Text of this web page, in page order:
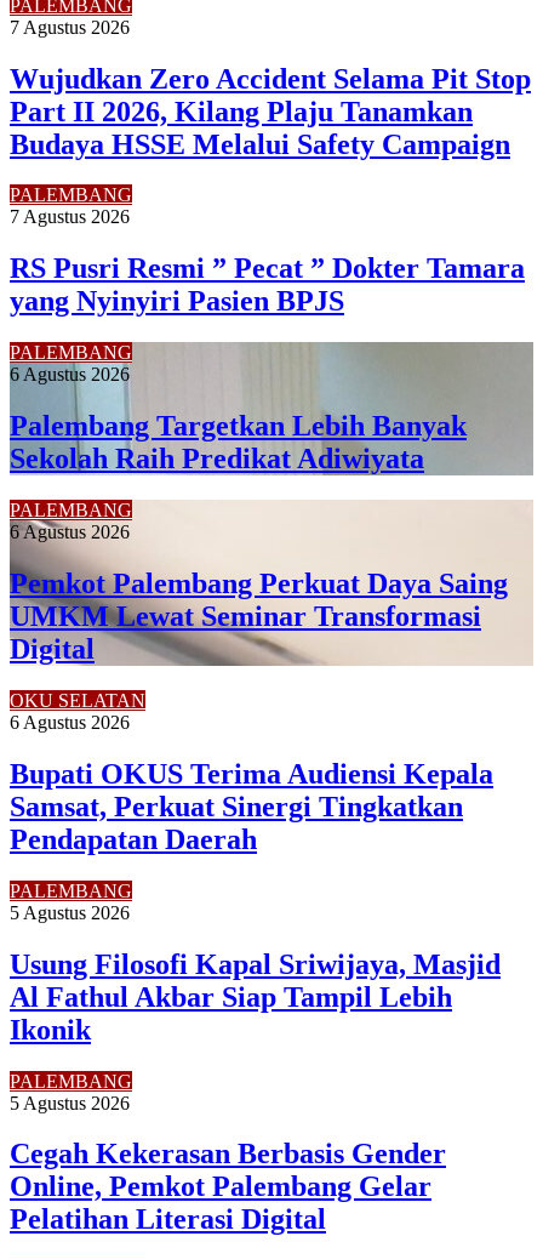
PALEMBANG
7 Agustus 2026
Wujudkan Zero Accident Selama Pit Stop
Part II 2026, Kilang Plaju Tanamkan
Budaya HSSE Melalui Safety Campaign
PALEMBANG
7 Agustus 2026
RS Pusri Resmi ” Pecat ” Dokter Tamara
yang Nyinyiri Pasien BPJS
PALEMBANG
6 Agustus 2026
Palembang Targetkan Lebih Banyak
Sekolah Raih Predikat Adiwiyata
PALEMBANG
6 Agustus 2026
Pemkot Palembang Perkuat Daya Saing
UMKM Lewat Seminar Transformasi
Digital
OKU SELATAN
6 Agustus 2026
Bupati OKUS Terima Audiensi Kepala
Samsat, Perkuat Sinergi Tingkatkan
Pendapatan Daerah
PALEMBANG
5 Agustus 2026
Usung Filosofi Kapal Sriwijaya, Masjid
Al Fathul Akbar Siap Tampil Lebih
Ikonik
PALEMBANG
5 Agustus 2026
Cegah Kekerasan Berbasis Gender
Online, Pemkot Palembang Gelar
Pelatihan Literasi Digital